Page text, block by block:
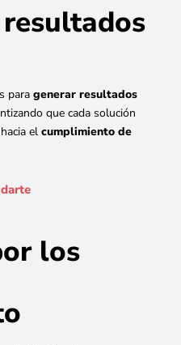
para generar resultados
que cada solución
el cumplimiento de
los